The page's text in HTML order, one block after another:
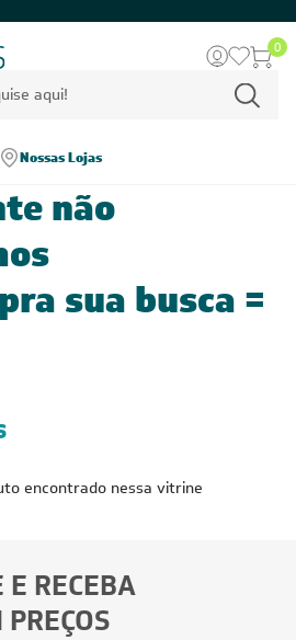
0
Nossas Lojas
não
sua busca =
encontrado nessa vitrine
RECEBA